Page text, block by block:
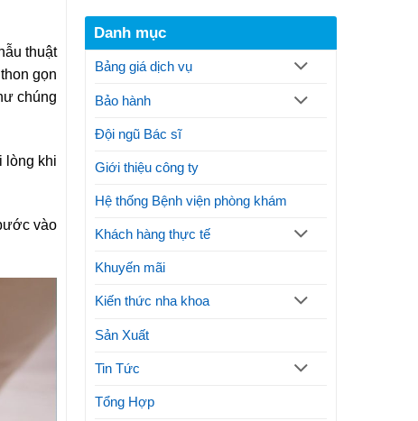
thuật
gọn
chúng
lòng khi
vào
gì?
thẩm
Danh mục
Bảng giá dịch vụ
Bảo hành
Đội ngũ Bác sĩ
Giới thiệu công ty
Hệ thống Bệnh viện phòng khám
Khách hàng thực tế
Khuyến mãi
Kiến thức nha khoa
Sản Xuất
Tin Tức
Tổng Hợp